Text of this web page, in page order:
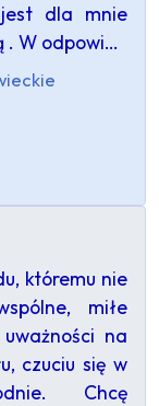
dla mnie
. W odpowi…
któremu nie
miłe
na
czuciu się w
Chcę